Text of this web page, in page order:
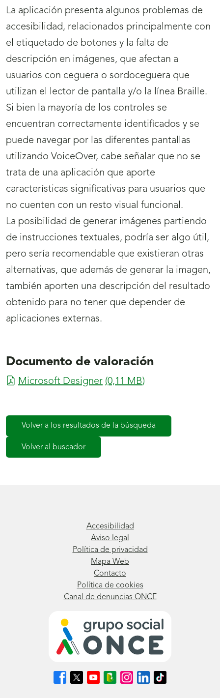
La aplicación presenta algunos problemas de
accesibilidad, relacionados principalmente con
el etiquetado de botones y la falta de
descripción en imágenes, que afectan a
usuarios con ceguera o sordoceguera que
utilizan el lector de pantalla y/o la línea Braille.
Si bien la mayoría de los controles se
encuentran correctamente identificados y se
puede navegar por las diferentes pantallas
utilizando VoiceOver, cabe señalar que no se
trata de una aplicación que aporte
características significativas para usuarios que
no cuenten con un resto visual funcional.
La posibilidad de generar imágenes partiendo
de instrucciones textuales, podría ser algo útil,
pero sería recomendable que existieran otras
alternativas, que además de generar la imagen,
también aporten una descripción del resultado
obtenido para no tener que depender de
aplicaciones externas.
Documento de valoración
Microsoft Designer (0,11 MB)
Volver a los resultados de la búsqueda
Volver al buscador
Accesibilidad
Aviso legal
Política de privacidad
Mapa Web
Contacto
Política de cookies
Canal de denuncias ONCE
Síguenos
en
Síguenos
en
Síguenos
en
Síguenos
en
Síguenos
en
Síguenos
en
Síguenos
en